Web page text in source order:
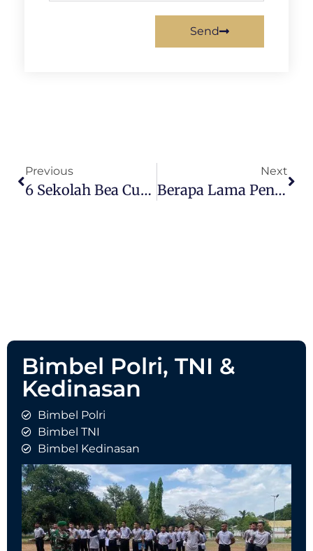
Send
Previous
6 Sekolah Bea Cukai Selain STAN
Next
Berapa Lama Pendidikan Akmil? Casis Wajib Tahu
Bimbel Polri, TNI &
Kedinasan
Bimbel Polri
Bimbel TNI
Bimbel Kedinasan